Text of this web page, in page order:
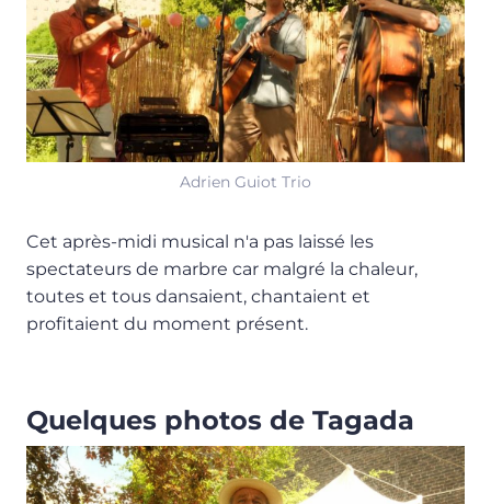
Adrien Guiot Trio
Cet après-midi musical n'a pas laissé les
spectateurs de marbre car malgré la chaleur,
toutes et tous dansaient, chantaient et
profitaient du moment présent.
Quelques photos de Tagada